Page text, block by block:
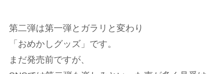
第二弾は第一弾とガラリと変わり
「おめかしグッズ」です。
まだ発売前ですが、